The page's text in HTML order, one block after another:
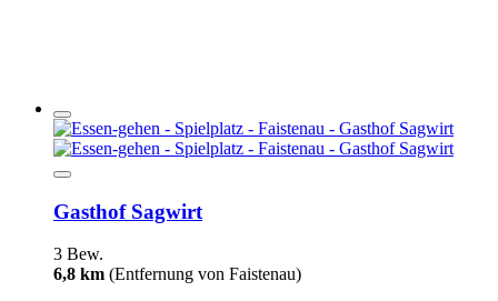
Gasthof Sagwirt
3 Bew.
6,8 km (Entfernung von Faistenau)